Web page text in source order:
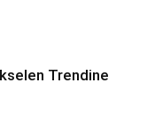
Trendine